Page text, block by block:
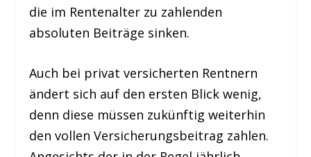
die im Rentenalter zu zahlenden
absoluten Beiträge sinken.
Auch bei privat versicherten Rentnern
ändert sich auf den ersten Blick wenig,
denn diese müssen zukünftig weiterhin
den vollen Versicherungsbeitrag zahlen.